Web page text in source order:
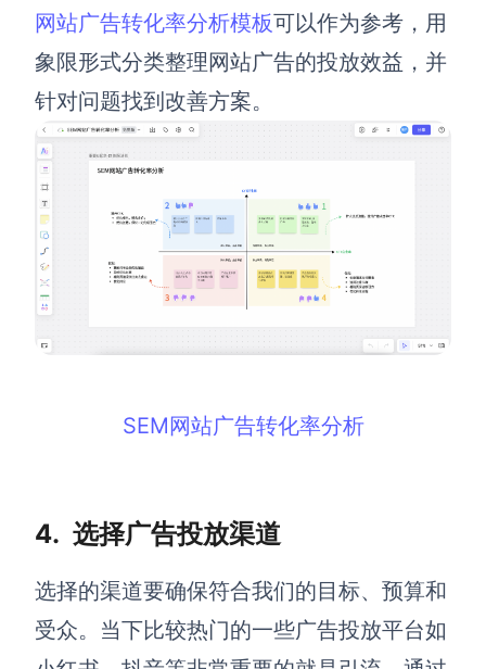
网站广告转化率分析模板可以作为参考，用
象限形式分类整理网站广告的投放效益，并
针对问题找到改善方案。
SEM网站广告转化率分析
4. 选择广告投放渠道
选择的渠道要确保符合我们的目标、预算和
受众。当下比较热门的一些广告投放平台如